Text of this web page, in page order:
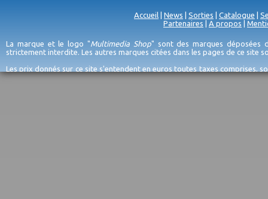
Accueil News Sorties Catalogue
Partenaires
A propos
La marque et le logo "Multimedia Shop" sont des marques déposées
strictement interdite. Les autres marques citées dans les pages de ce site
Les prix donnés sur ce site s'entendent en euros toutes taxes comprises,
erreurs d'encodage, et sauf épuisement du stock et/ou impossibilité de